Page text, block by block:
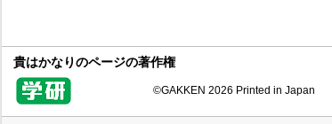
貴はかなりのページの著作権
©GAKKEN 2026 Printed in Japan